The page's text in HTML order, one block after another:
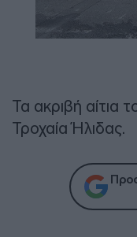
Τα ακριβή αίτια
Τροχαία Ήλιδας.